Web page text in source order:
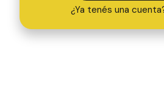
¿Ya tenés una